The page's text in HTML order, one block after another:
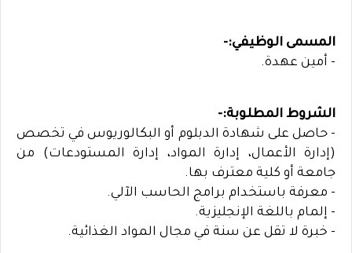
المسمى الوظيفي:-
- أمين عهدة.
الشروط المطلوبة:-
- حاصل على شهادة الدبلوم أو البكالوريوس في تخصص
(إدارة الأعمال، إدارة المواد، إدارة المستودعات) من
جامعة أو كلية معترف بها.
- معرفة باستخدام برامج الحاسب الآلي.
- إلمام باللغة الإنجليزية.
- خبرة لا تقل عن سنة في مجال المواد الغذائية.